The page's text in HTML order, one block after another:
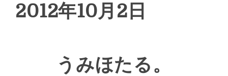
2012年10月2日
うみほたる。